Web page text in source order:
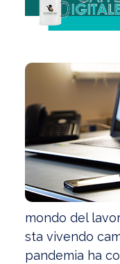
mondo del
sta vivendo
pandemia ha